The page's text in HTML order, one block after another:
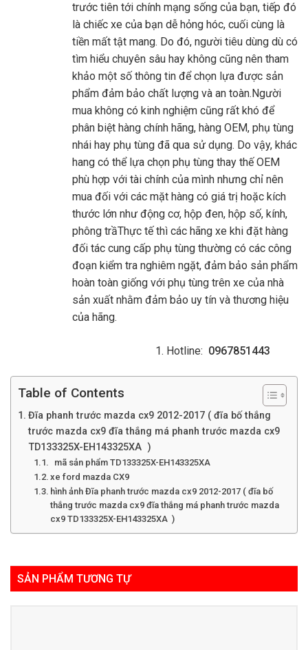
trước tiên tới chính mạng sống của bạn, tiếp đó
là chiếc xe của bạn dễ hỏng hóc, cuối cùng là
tiền mất tật mang. Do đó, người tiêu dùng dù có
tìm hiểu chuyên sâu hay không cũng nên tham
khảo một số thông tin để chọn lựa được sản
phẩm đảm bảo chất lượng và an toàn.Người
mua không có kinh nghiệm cũng rất khó để
phân biệt hàng chính hãng, hàng OEM, phụ tùng
nhái hay phụ tùng đã qua sử dụng. Do vậy, khác
hang có thể lựa chọn phụ tùng thay thế OEM
phù hợp với tài chính của mình nhưng chỉ nên
mua đối với các mặt hàng có giá trị hoặc kích
thước lớn như động cơ, hộp đen, hộp số, kính,
phông trầThực tế thì các hãng xe khi đặt hàng
đối tác cung cấp phụ tùng thường có các công
đoạn kiểm tra nghiêm ngặt, đảm bảo sản phẩm
hoàn toàn giống với phụ tùng trên xe của nhà
sản xuất nhằm đảm bảo uy tín và thương hiệu
của hãng.
Hotline: 0967851443
Table of Contents
Đĩa phanh trước mazda cx9 2012-2017 ( đĩa bố thắng
trước mazda cx9 đĩa thắng má phanh trước mazda cx9
TD133325X-EH143325XA )
mã sản phẩm TD133325X-EH143325XA
xe ford mazda CX9
hình ảnh Đĩa phanh trước mazda cx9 2012-2017 ( đĩa bố
thắng trước mazda cx9 đĩa thắng má phanh trước mazda
cx9 TD133325X-EH143325XA )
SẢN PHẨM TƯƠNG TỰ